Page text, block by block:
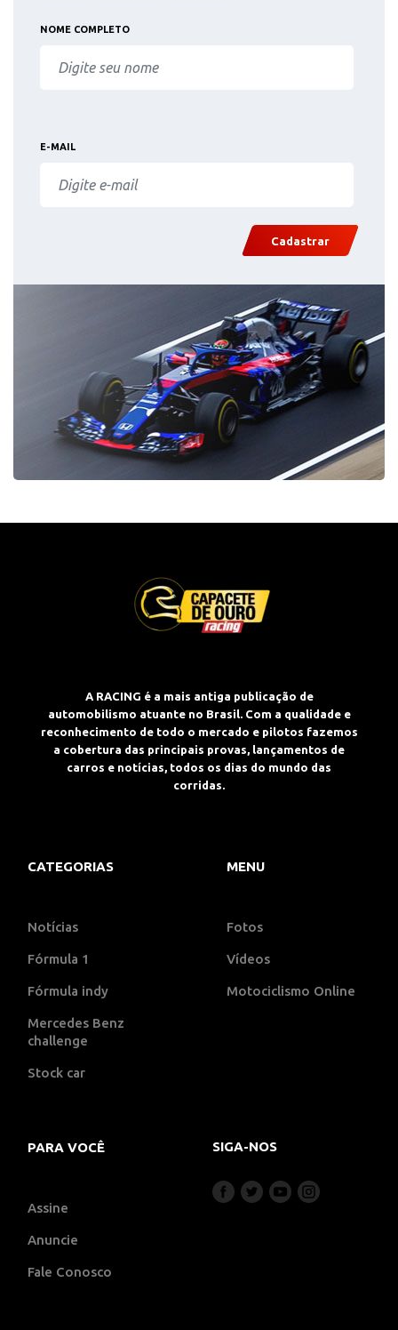
NOME COMPLETO
E-MAIL
Cadastrar
A RACING é a mais antiga publicação de
automobilismo atuante no Brasil. Com a qualidade e
reconhecimento de todo o mercado e pilotos fazemos
a cobertura das principais provas, lançamentos de
carros e notícias, todos os dias do mundo das
corridas.
CATEGORIAS
Notícias
Fórmula 1
Fórmula indy
Mercedes Benz
challenge
Stock car
MENU
Fotos
Vídeos
Motociclismo Online
PARA VOCÊ
Assine
Anuncie
Fale Conosco
SIGA-NOS